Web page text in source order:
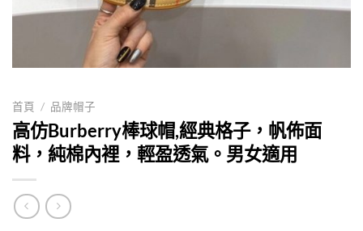
首頁 / 品牌帽子
高仿Burberry棒球帽,經典格子，帆佈面
料，純棉內裡，輕盈透氣。男女適用